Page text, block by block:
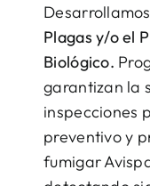
Plagas y/o el
Biológico.
garantizan la
inspecciones
preventivo y
fumigar